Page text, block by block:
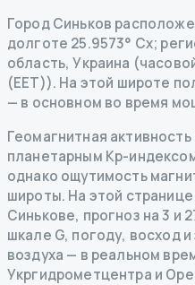
Город Синьков
долготе 25.9573° Сх;
область, Украина
(EET)). На этой широте
— в основном во время
Геомагнитная
планетарным Kp-
однако ощутимость
широты. На этой
Синькове, прогноз на 3 и
шкале G, погоду, восход
воздуха — в реальном
Укргидрометцентра и